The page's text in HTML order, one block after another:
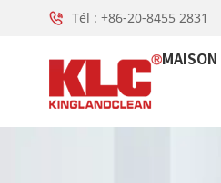
Tél : +86-20-8455 2831
MAISON